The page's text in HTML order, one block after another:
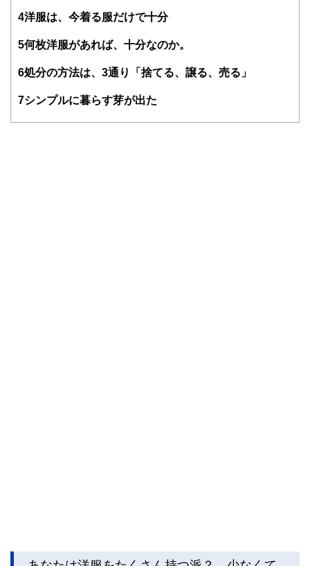
＜美学のある暮らし＞
https://www.bigakurashi.jp
4洋服は、今着る服だけで十分
5何枚洋服があれば、十分なのか。
6処分の方法は、3通り「捨てる、譲る、売る」
7シンプルに暮らす芽が出た